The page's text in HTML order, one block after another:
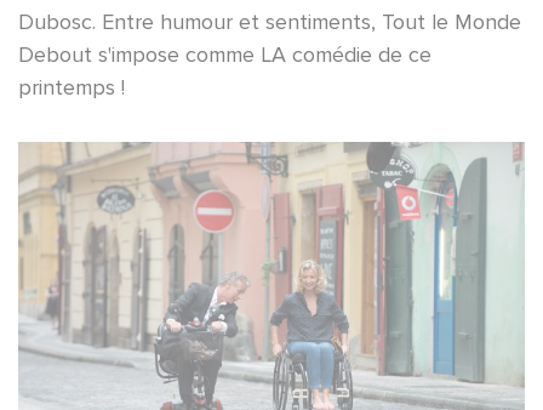
Dubosc. Entre humour et sentiments, Tout le Monde
Debout s'impose comme LA comédie de ce
printemps !